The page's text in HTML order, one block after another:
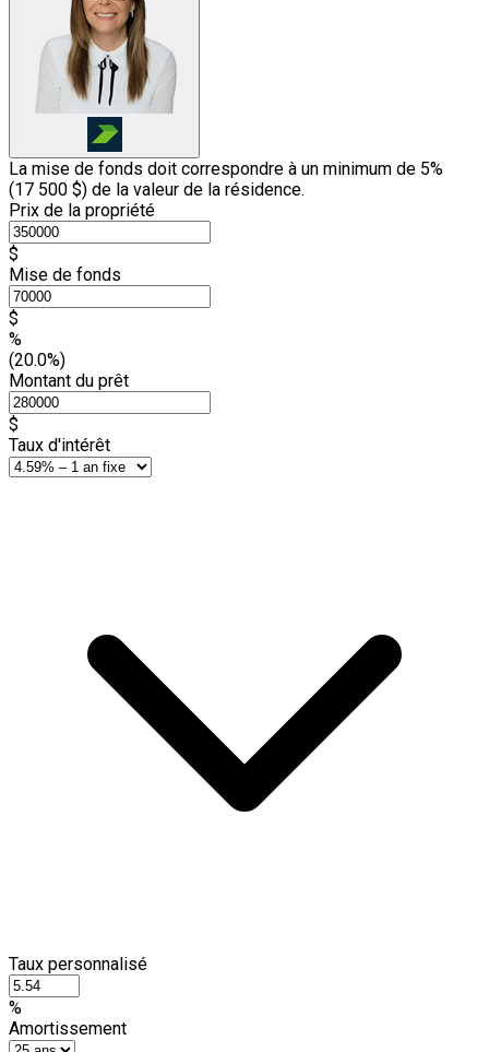
La mise de fonds doit correspondre à un minimum de 5%
(17 500 $) de la valeur de la résidence.
Prix de la propriété
$
Mise de fonds
$
%
(20.0%)
Montant du prêt
$
Taux d'intérêt
Taux personnalisé
%
Amortissement